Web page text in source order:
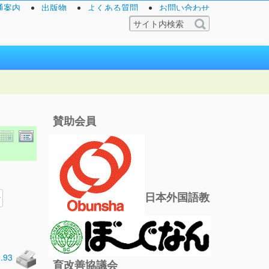
案内 出版物 よくある質問 お問い合わせ
賛助会員
日本外国語教
育改善協議会